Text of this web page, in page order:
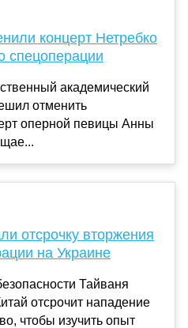
концерт Нетребко
спецоперации
академический
отменить
оперной певицы Анны
отсрочку вторжения
на Украине
Тайваня
отсрочит нападение
чтобы изучить опыт